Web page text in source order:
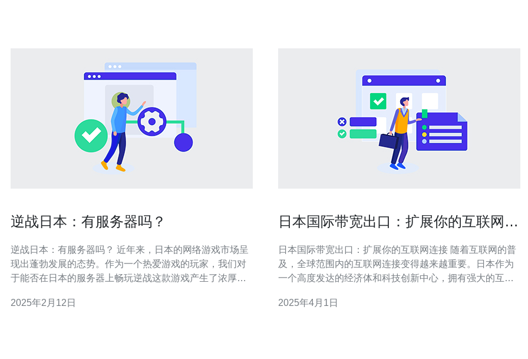
逆战日本：有服务器吗？
逆战日本：有服务器吗？ 近年来，日本的网络游戏市场呈
现出蓬勃发展的态势。作为一个热爱游戏的玩家，我们对
于能否在日本的服务器上畅玩逆战这款游戏产生了浓厚的
来说，能否在日本的服务器上畅玩游戏是一个重要的问
2025年2月12日
日本国际带宽出口：扩展你的互联网连
日本国际带宽出口：扩展你的互联网连接 随着互联网的普
及，全球范围内的互联网连接变得越来越重要。日本作为
一个高度发达的经济体和科技创新中心，拥有强大的互联
连接一个国家或地区的互联网与其他国家或地区的互联网
2025年4月1日